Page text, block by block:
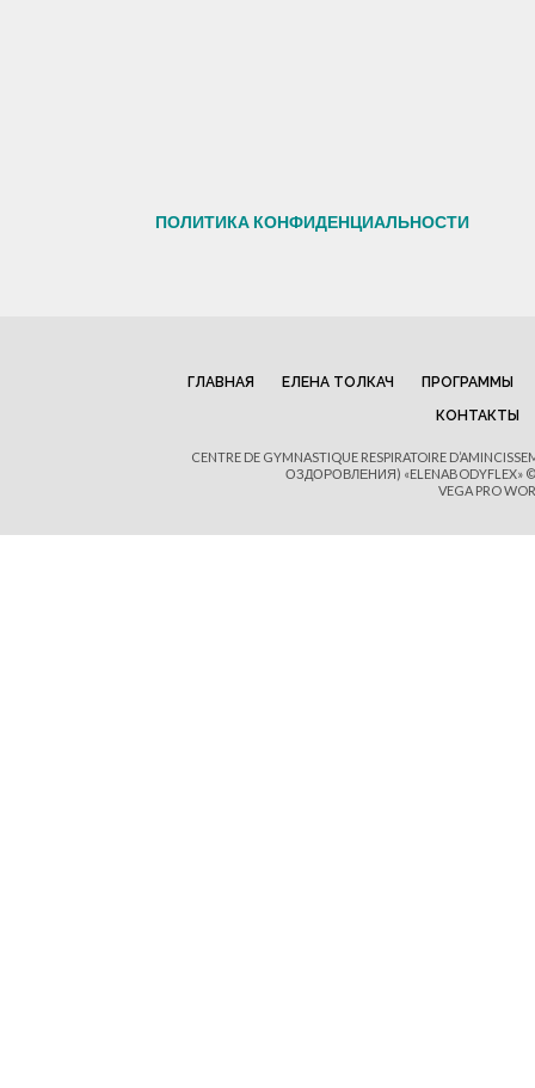
ПОЛИТИКА КОНФИДЕНЦИАЛЬНОСТИ
ГЛАВНАЯ ЕЛЕНА ТОЛКАЧ
ПРОГРАММЫ
КОНТАКТЫ
CENTRE DE GYMNASTIQUE RESPIRATOIRE
ОЗДОРОВЛЕНИЯ) «ELENABODYFLEX»
VEGA PRO